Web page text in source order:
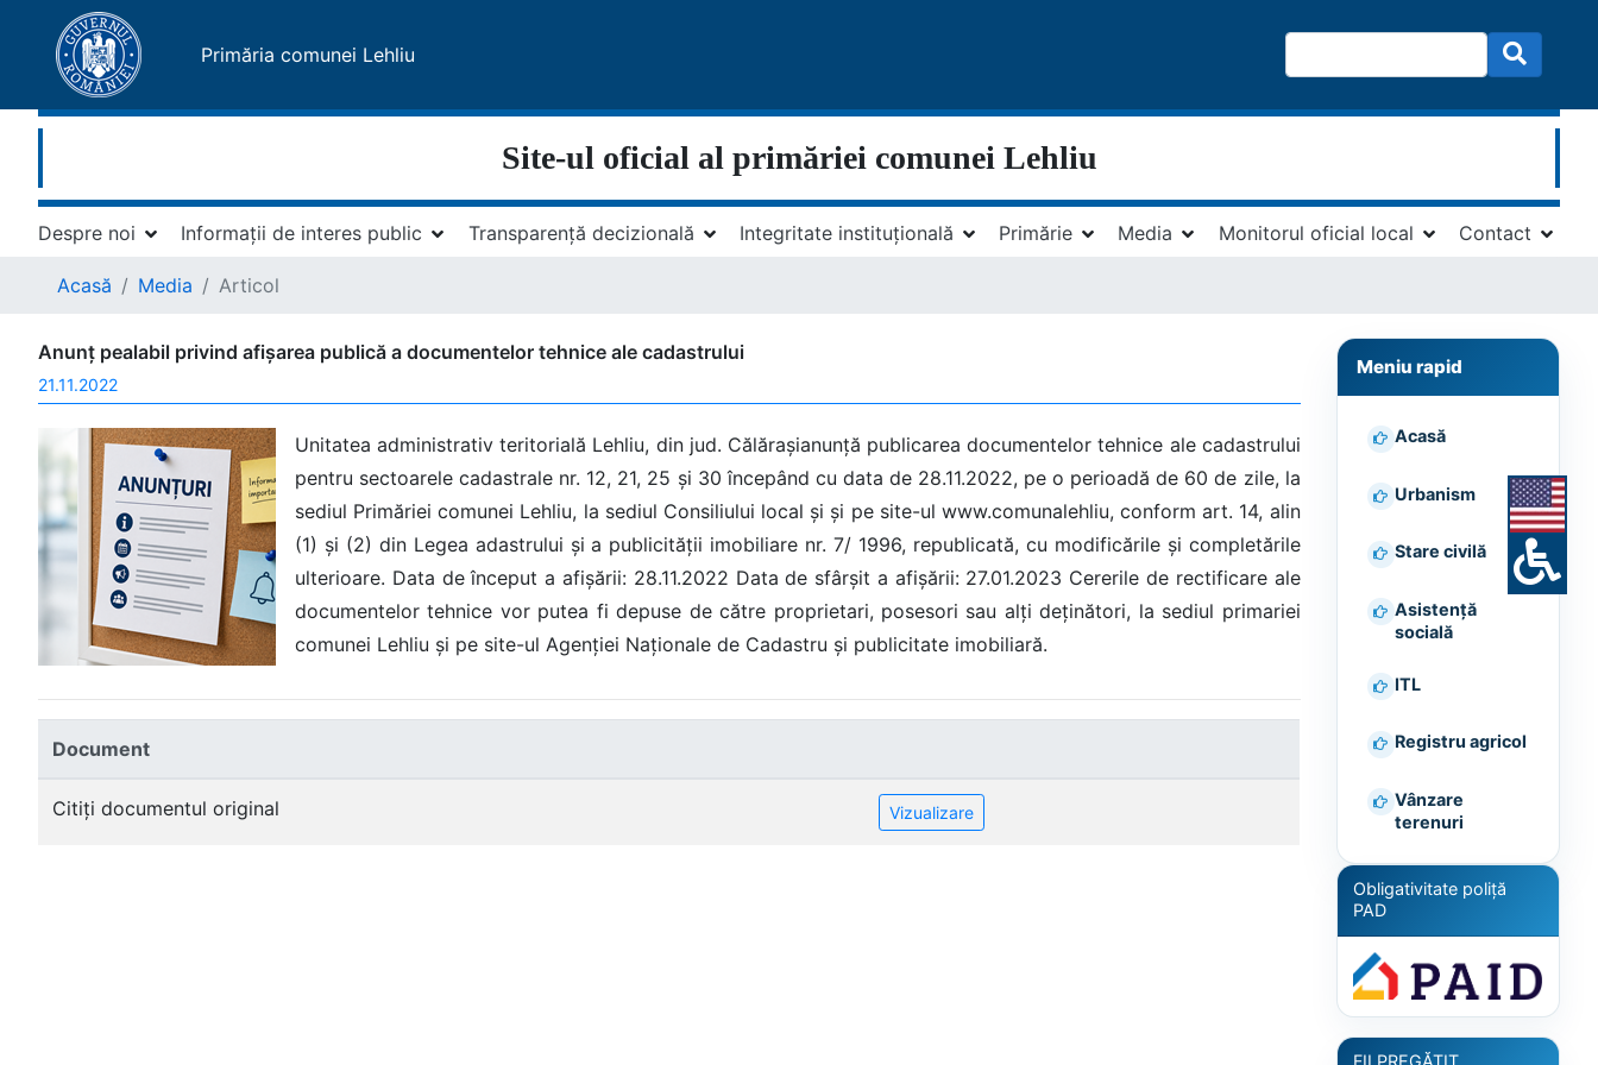
Primăria comunei Lehliu
Site-ul oficial al primăriei comunei Lehliu
Despre noi Informații de interes public Transparență decizională Integritate instituțională Primărie Media Monitorul oficial local Contact
Acasă Media Articol
Anunț pealabil privind afișarea publică a documentelor tehnice ale cadastrului
21.11.2022
Unitatea administrativ teritorială Lehliu, din jud. Călărașianunță publicarea documentelor tehnice ale cadastrului
pentru sectoarele cadastrale nr. 12, 21, 25 și 30 începând cu data de 28.11.2022, pe o perioadă de 60 de zile, la
sediul Primăriei comunei Lehliu, la sediul Consiliului local și și pe site-ul www.comunalehliu, conform art. 14, alin
(1) și (2) din Legea adastrului și a publicității imobiliare nr. 7/ 1996, republicată, cu modificările și completările
ulterioare. Data de început a afișării: 28.11.2022 Data de sfârșit a afișării: 27.01.2023 Cererile de rectificare ale
documentelor tehnice vor putea fi depuse de către proprietari, posesori sau alți deținători, la sediul primariei
comunei Lehliu și pe site-ul Agenției Naționale de Cadastru și publicitate imobiliară.
Document
Citiți documentul original Vizualizare
Meniu rapid
Acasă
Urbanism
Stare civilă
Asistență
socială
ITL
Registru agricol
Vânzare
terenuri
Obligativitate poliță
PAD